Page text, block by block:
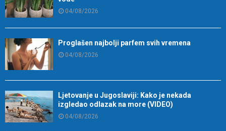
04/08/2026
Proglašen najbolji parfem svih vremena
04/08/2026
Ljetovanje u Jugoslaviji: Kako je nekada
izgledao odlazak na more (VIDEO)
04/08/2026